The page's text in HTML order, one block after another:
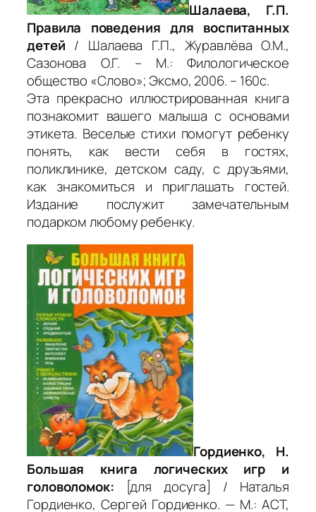
Шалаева, Г.П.
Правила поведения для воспитанных
детей / Шалаева Г.П., Журавлёва О.М.,
Сазонова О.Г. – М.: Филологическое
общество «Слово»; Эксмо, 2006. – 160с.
Эта прекрасно иллюстрированная книга
познакомит вашего малыша с основами
этикета. Веселые стихи помогут ребенку
понять, как вести себя в гостях,
поликлинике, детском саду, с друзьями,
как знакомиться и приглашать гостей.
Издание послужит замечательным
подарком любому ребенку.
Гордиенко, Н.
Большая книга логических игр и
головоломок: [для досуга] / Наталья
Гордиенко, Сергей Гордиенко. — М.: АСТ,